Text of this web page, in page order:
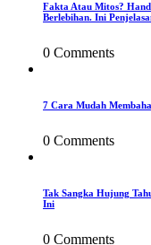
Fakta Atau Mitos?
Berlebihan. Ini
0 Comments
7 Cara Mudah
0 Comments
Tak Sangka Hujung
Ini
0 Comments